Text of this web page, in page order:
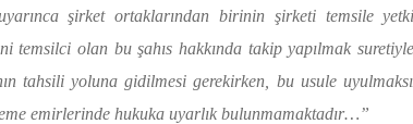
şirket ortaklarından birinin şirketi temsile yetkili
temsilci olan bu şahıs hakkında takip yapılmak
tahsili yoluna gidilmesi gerekirken, bu usule
emirlerinde hukuka uyarlık bulunmamaktadır…”